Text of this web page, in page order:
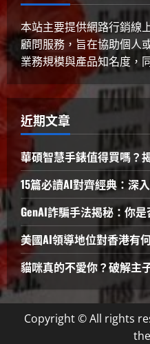
本站主要提供網路行銷線
顧問服務，旨在協助個人
業務規模與產品知名度，
近期文章
華碩智慧手錶值得買嗎？
15篇必讀AI對齊經典：深
GenAI詐騙手法揭秘：你
美國AI領導地位對香港有
貓咪真的不愛你？破解主
Copyright © All rights